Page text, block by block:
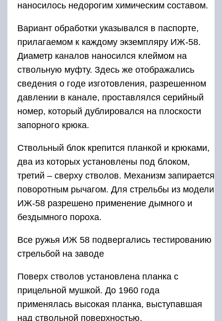
наносилось недорогим химическим составом.
Вариант обработки указывался в паспорте,
прилагаемом к каждому экземпляру ИЖ-58.
Диаметр каналов наносился клеймом на
ствольную муфту. Здесь же отображались
сведения о годе изготовления, разрешенном
давлении в канале, проставлялся серийный
номер, который дублировался на плоскости
запорного крюка.
Ствольный блок крепится планкой и крюками,
два из которых установлены под блоком,
третий – сверху стволов. Механизм запирается
поворотным рычагом. Для стрельбы из модели
ИЖ-58 разрешено применение дымного и
бездымного пороха.
Все ружья ИЖ 58 подвергались тестированию
стрельбой на заводе
Поверх стволов установлена планка с
прицельной мушкой. До 1960 года
применялась высокая планка, выступавшая
над ствольной поверхностью.